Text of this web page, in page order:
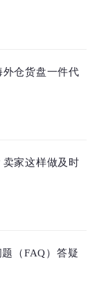
仓货盘一件代
家这样做及时
（FAQ）答疑